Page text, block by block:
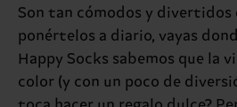
Son tan cómodos y divertidos
ponértelos a diario, vayas
Happy Socks sabemos que la
color (y con un poco de